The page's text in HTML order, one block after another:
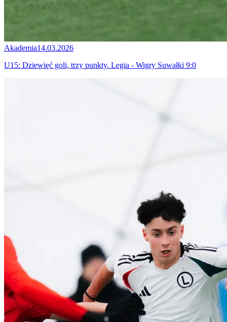
Akademia14.03.2026
U15: Dziewięć goli, trzy punkty. Legia - Wigry Suwałki 9:0